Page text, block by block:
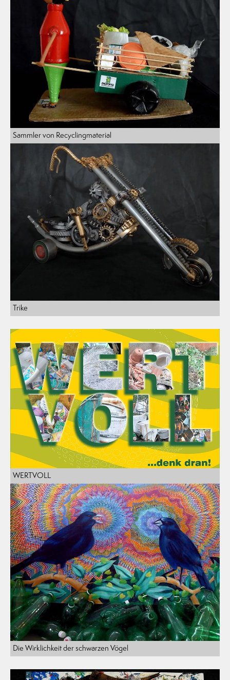
Sammler von Recyclingmaterial
Trike
WERTVOLL
Die Wirklichkeit der schwarzen Vögel